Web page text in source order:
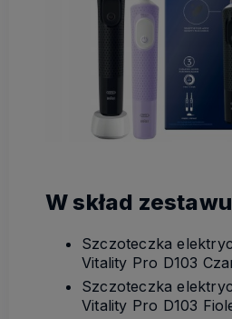
W skład
Szczoteczka
Vitality Pro D103
Szczoteczka
Vitality Pro D103